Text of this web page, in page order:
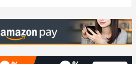
へ